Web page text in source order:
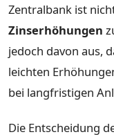
Zentralbank ist
Zinserhöhungen
jedoch davon aus,
leichten
bei langfristigen
Die Entscheidung